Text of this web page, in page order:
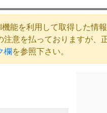
能を利用して取得した情
意を払っておりますが、
欄を参照下さい。